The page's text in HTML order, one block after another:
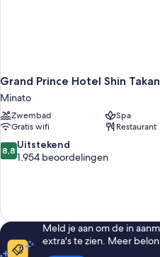
Grand Prince Hotel Shin
Minato
Zwembad
Spa
Gratis wifi
Restaurant
8.8
van
8,8 Uitstekend
1.954 beoordelingen
Meld je aan om de in
extra's te zien. Meer